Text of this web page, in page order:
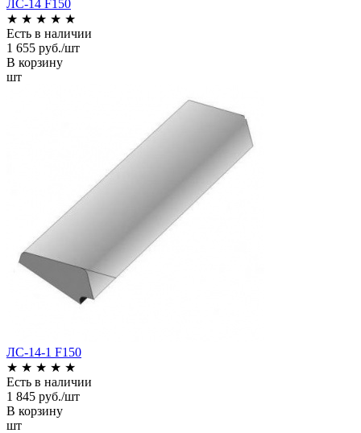
ЛС-14 F150
★ ★ ★ ★ ★
Есть в наличии
1 655 руб./шт
В корзину
шт
ЛС-14-1 F150
★ ★ ★ ★ ★
Есть в наличии
1 845 руб./шт
В корзину
шт